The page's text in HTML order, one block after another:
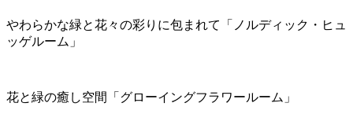
やわらかな緑と花々の彩りに包まれて「ノルディック・ヒュ
ッゲルーム」
花と緑の癒し空間「グローイングフラワールーム」